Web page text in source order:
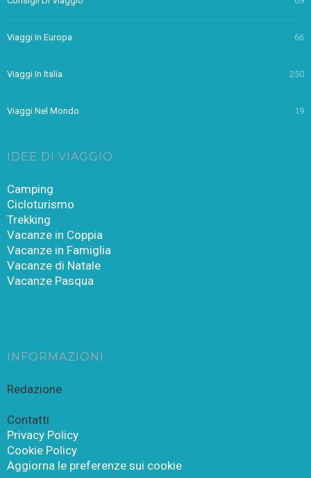
Viaggi In Europa 66
Viaggi In Italia 250
Viaggi Nel Mondo 19
IDEE DI VIAGGIO
Camping
Cicloturismo
Trekking
Vacanze in Coppia
Vacanze in Famiglia
Vacanze di Natale
Vacanze Pasqua
INFORMAZIONI
Redazione
Contatti
Privacy Policy
Cookie Policy
Aggiorna le preferenze sui cookie